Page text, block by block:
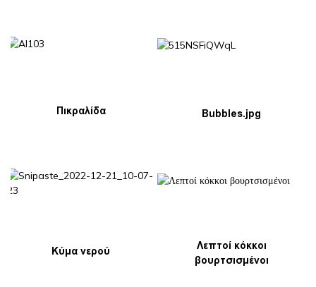
Πικραλίδα Bubbles.jpg
Κύμα νερού
Λεπτοί κόκκοι
βουρτσισμένοι